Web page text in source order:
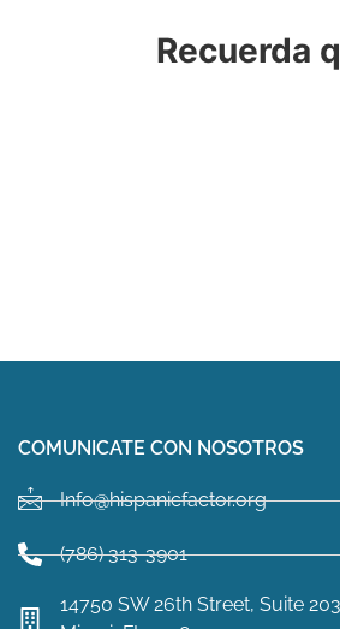
Recuerda
COMUNICATE CON NOSOTROS
Info@hispanicfactor.org
(786) 313-3901
14750 SW 26th Street, Suite